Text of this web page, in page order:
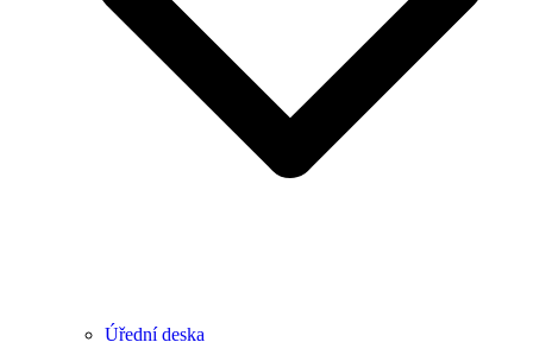
Úřední deska